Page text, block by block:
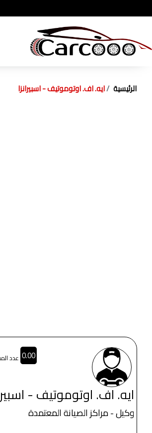
الرئيسية ايه. اف. اوتوموتيف - اسبيرانزا
ايه. اف. اوتوموتيف -
وكيل - مراكز الصيانة المعتمدة
0.00 عدد